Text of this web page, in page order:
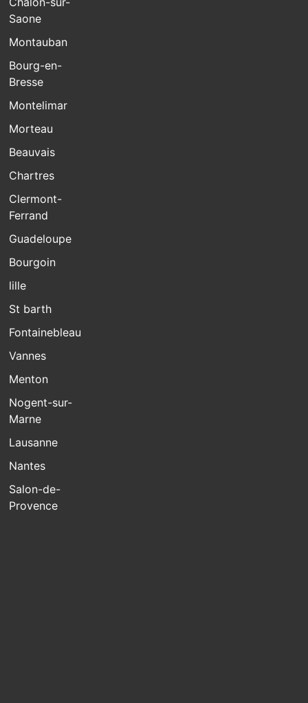
Saone
Montauban
Bourg-en-
Bresse
Montelimar
Morteau
Beauvais
Chartres
Clermont-
Ferrand
Guadeloupe
Bourgoin
lille
St barth
Fontainebleau
Vannes
Menton
Nogent-sur-
Marne
Lausanne
Nantes
Salon-de-
Provence